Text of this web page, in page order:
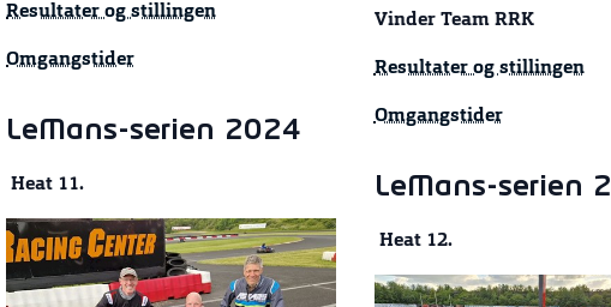
Resultater og stillingen
Omgangstider
LeMans-serien 2024
Heat 11.
Vinder Team RRK
Resultater og stillingen
Omgangstider
LeMans-serien
Heat 12.